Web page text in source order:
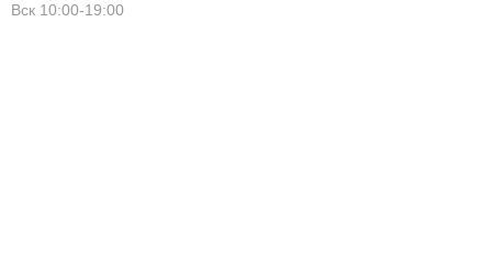
Вск 10:00-19:00